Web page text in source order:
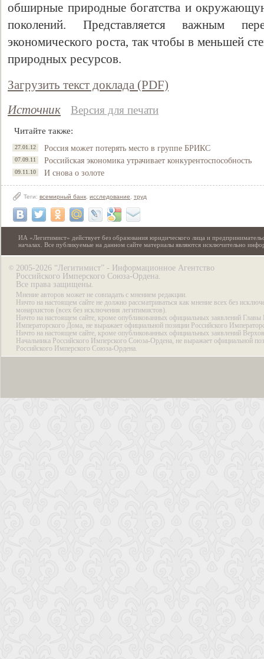
обширные природные богатства и
поколений. Представляется важным
экономического роста, так чтобы в меньшей
природных ресурсов.
Загрузить текст доклада (PDF)
Источник
Версия для печати
Читайте также:
27.01.12 Россия может потерять место в группе БРИКС
07.09.11 Российская экономика утрачивает конкурентоспособность
09.11.10 И снова о золоте
Теги: всемирный банк исследование труд
ИА «Легитимист» действует без образования юридического лица и
началах. Все публикуемые на данном сайте материалы являются исключительно
© 2005-2026 “Легитимист” - Информационное Агентство
Российского Имперского Союза-Ордена.
Все права защищены.
Мнение авторов может не совпадать с мнением редакции.
Ничто на настоящем сайте не должно рассматриваться как мнение всех без
монархистов (всех без исключения легитимистов).
Ничто на настоящем сайте, кроме опубликованных официальных заявлений Главы
Императорского Дома, не выражает официальной позиции Российского
Ничто на настоящем сайте, кроме опубликованных официальных заявлений
Начальника Российского Имперского Союза-Ордена, не выражает официальной
Российского Имперского Союза-Ордена.